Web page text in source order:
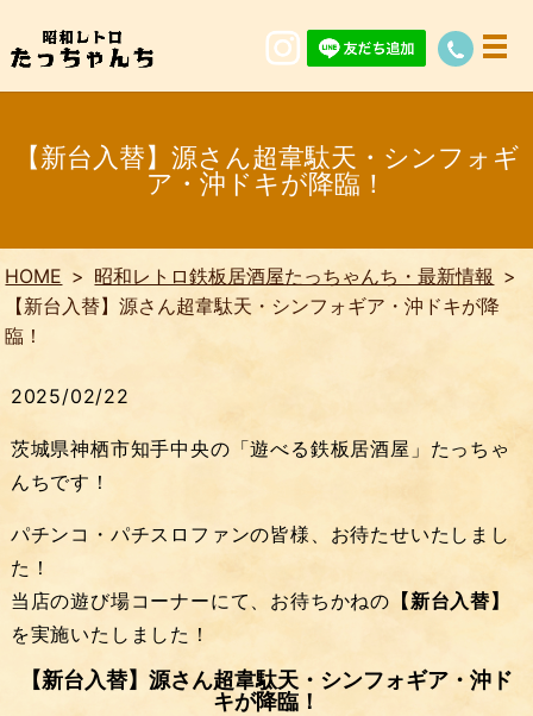
【新台入替】源さん超韋駄天・シンフォギ
ア・沖ドキが降臨！
HOME
昭和レトロ鉄板居酒屋たっちゃんち・最新情報
【新台入替】源さん超韋駄天・シンフォギア・沖ドキが降
臨！
2025/02/22
茨城県神栖市知手中央の「遊べる鉄板居酒屋」たっちゃ
んちです！
パチンコ・パチスロファンの皆様、お待たせいたしまし
た！
当店の遊び場コーナーにて、お待ちかねの 【新台入替】
を実施いたしました！
【新台入替】源さん超韋駄天・シンフォギア・沖ド
キが降臨！